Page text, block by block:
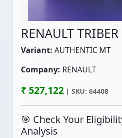
RENAULT TRIBER
Variant: AUTHENTIC MT
Company: RENAULT
₹ 527,122 | SKU: 64408
🎯 Check Your
Analysis